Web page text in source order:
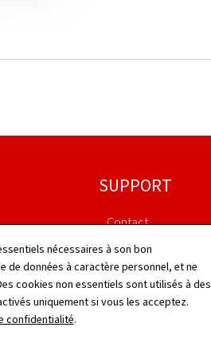
nécessaires à son bon
de données à caractère personnel, et ne
cookies non essentiels sont utilisés à des
uniquement si vous les acceptez.
confidentialité.
Peppol
SUPPORT
Contact
Plan du site
À propos du site